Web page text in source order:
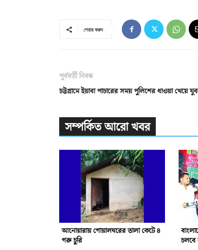
শেয়ার করুন
পূর্ববর্তী নিবন্ধ
চট্টগ্রামে ইয়াবা পাচারের সময় পুলিশের ধাওয়া খেয়ে
সম্পর্কিত আরো খবর
আনোয়ারায় গোয়ালঘরের তালা কেটে ৪
গরু চুরি
চলবে